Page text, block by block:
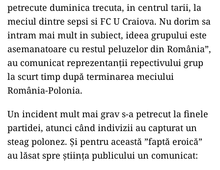
petrecute duminica trecuta, in centrul tarii, la
meciul dintre sepsi si FC U Craiova. Nu dorim sa
intram mai mult in subiect, ideea grupului este
asemanatoare cu restul peluzelor din România”,
au comunicat reprezentanții repectivului grup
la scurt timp după terminarea meciului
România-Polonia.
Un incident mult mai grav s-a petrecut la finele
partidei, atunci când indivizii au capturat un
steag polonez. Și pentru această ”faptă eroică”
au lăsat spre știința publicului un comunicat: